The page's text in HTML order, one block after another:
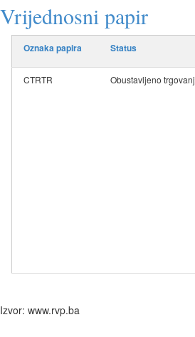
Vrijednosni papir
Oznaka papira Status
CTRTR Obustavljeno
Izvor: www.rvp.ba